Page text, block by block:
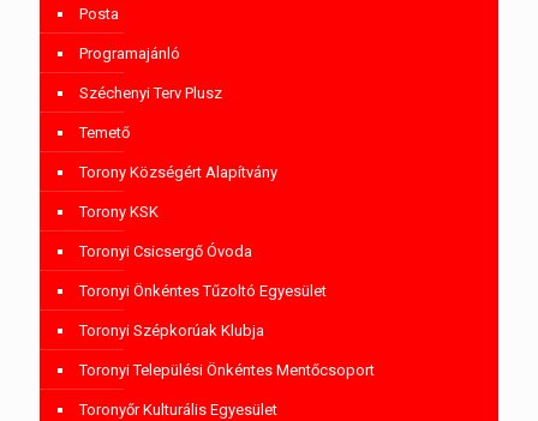
Posta
Programajánló
Széchenyi Terv Plusz
Temető
Torony Községért Alapítvány
Torony KSK
Toronyi Csicsergő Óvoda
Toronyi Önkéntes Tűzoltó Egyesület
Toronyi Szépkorúak Klubja
Toronyi Települési Önkéntes Mentőcsoport
Toronyőr Kulturális Egyesület